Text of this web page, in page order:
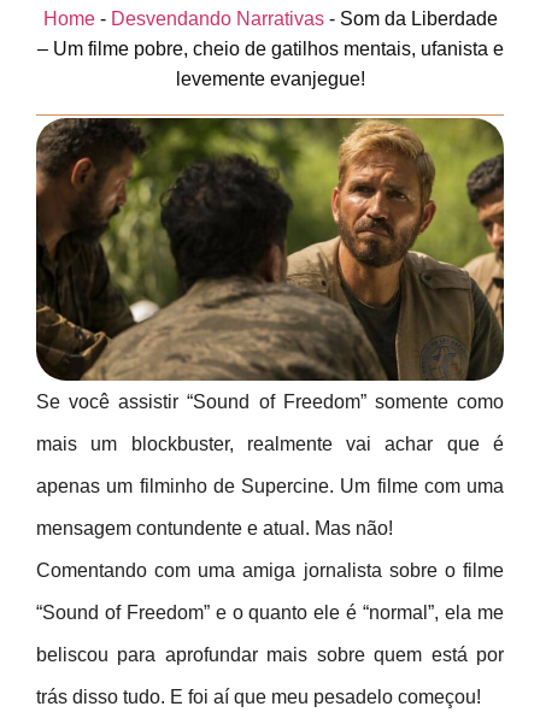
Home- Desvendando Narrativas- Som da Liberdade
– Um filme pobre, cheio de gatilhos mentais, ufanista e
levemente evanjegue!
Se você assistir “Sound of Freedom” somente como
mais um blockbuster, realmente vai achar que é
apenas um filminho de Supercine. Um filme com uma
mensagem contundente e atual. Mas não!
Comentando com uma amiga jornalista sobre o filme
“Sound of Freedom” e o quanto ele é “normal”, ela me
beliscou para aprofundar mais sobre quem está por
trás disso tudo. E foi aí que meu pesadelo começou!